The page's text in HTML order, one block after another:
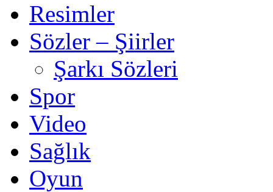
Resimler
Sözler – Şiirler
Şarkı Sözleri
Spor
Video
Sağlık
Oyun